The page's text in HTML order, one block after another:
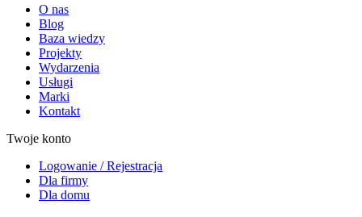
O nas
Blog
Baza wiedzy
Projekty
Wydarzenia
Usługi
Marki
Kontakt
Twoje konto
Logowanie / Rejestracja
Dla firmy
Dla domu